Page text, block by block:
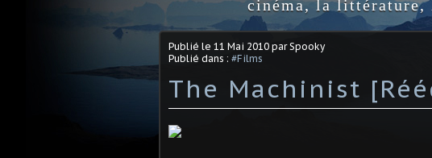
cinéma, la littérature,
Publié le 11 Mai 2010 par Spooky
Publié dans : #Films
The Machinist